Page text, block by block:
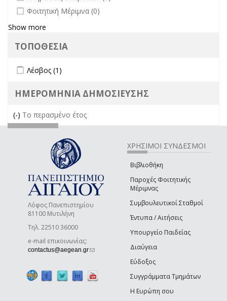
undefined
Φοιτητική Μέριμνα (0)
Show more
ΤΟΠΟΘΕΣΙΑ
Apply Λέσβος filter
Λέσβος (1)
ΗΜΕΡΟΜΗΝΙΑ ΔΗΜΟΣΙΕΥΣΗΣ
(-) Remove Το περασμένο έτος filter
Το περασμένο έτος
Λόφος Πανεπιστημίου
81100 Μυτιλήνη
Τηλ. 22510 36000
e-mail επικοινωνίας:
contactus@aegean.gr(link sends e-mail)
ΧΡΗΣΙΜΟΙ ΣΥΝΔΕΣΜΟΙ
Βιβλιοθήκη
Παροχές Φοιτητικής
Μέριμνας
Συμβουλευτικοί Σταθμοί
Έντυπα / Αιτήσεις
Υπουργείο Παιδείας
Διαύγεια
Εύδοξος
Συγγράμματα Τμημάτων
Η Ευρώπη σου